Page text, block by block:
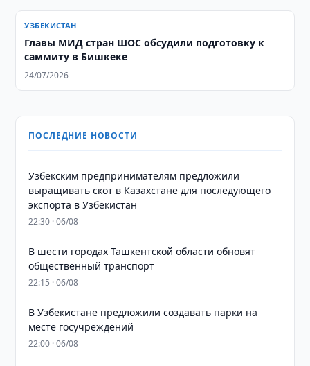
УЗБЕКИСТАН
Главы МИД стран ШОС обсудили подготовку к
саммиту в Бишкеке
24/07/2026
ПОСЛЕДНИЕ НОВОСТИ
Узбекским предпринимателям предложили
выращивать скот в Казахстане для последующего
экспорта в Узбекистан
22:30 · 06/08
В шести городах Ташкентской области обновят
общественный транспорт
22:15 · 06/08
В Узбекистане предложили создавать парки на
месте госучреждений
22:00 · 06/08